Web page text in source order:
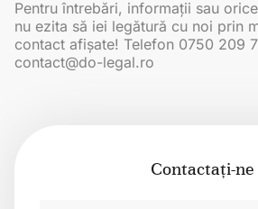
Pentru întrebări, informații sau
nu ezita să iei legătură cu noi prin
contact afișate! Telefon 0750 209
contact@do-legal.ro
Contactați-ne